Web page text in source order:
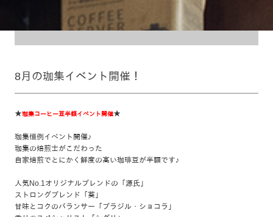
8月の珈集イベント開催！
★珈集コーヒー豆半額イベント開催★
珈集恒例イベント開催♪
珈集の焙煎士がこだわった
自家焙煎でとにかく鮮度の高い珈琲豆が半額です♪
人気No.1オリジナルブレンドの「源氏」
ストロングブレンド「葵」
甘味とコクのバランサー「ブラジル・ショコラ」